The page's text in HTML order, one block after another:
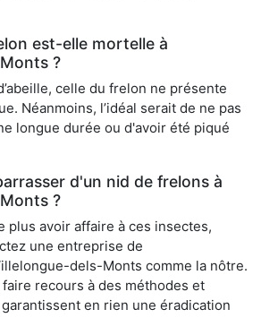
est-elle mortelle à
?
celle du frelon ne présente
Néanmoins, l’idéal serait de ne pas
longue durée ou d'avoir été piqué
d'un nid de frelons à
?
plus avoir affaire à ces insectes,
une entreprise de
dels-Monts comme la nôtre.
recours à des méthodes et
en rien une éradication